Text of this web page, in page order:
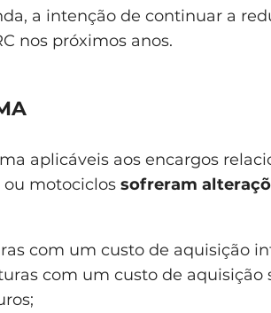
a intenção de continuar a
nos próximos anos.
aplicáveis aos encargos
ou motociclos sofreram
com um custo de aquisição
com um custo de aquisição